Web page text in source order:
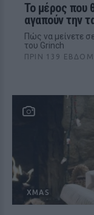
Το μέρος που
αγαπούν την
Πώς να μείνετε
του Grinch
ΠΡΙΝ 139
XMAS